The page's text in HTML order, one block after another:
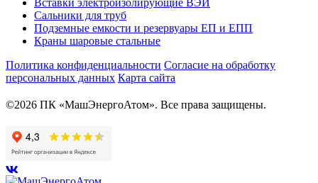
Вставки электроизолирующие ВЭИ
Сальники для труб
Подземные емкости и резервуары ЕП и ЕПП
Краны шаровые стальные
Политика конфиденциальности Согласие на обработку
персональных данных Карта сайта
©2026 ПК «МашЭнергоАтом». Все права защищены.